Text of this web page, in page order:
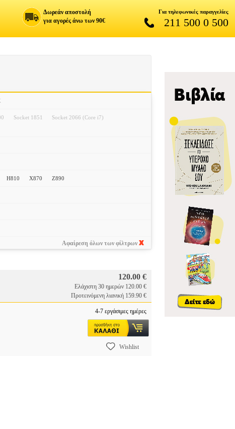
Δωρεάν αποστολή
για αγορές άνω των 90€
Για τηλεφωνικές παραγγελίες
211 500 0 500
Socket 1851
Socket 2066 (Core i7)
H810 X870 Z890
Αφαίρεση όλων των φίλτρων
120.00 €
Ελάχιστη 30 ημερών 120.00 €
Προτεινόμενη λιανική 159.90 €
4-7 εργάσιμες ημέρες
Wishlist